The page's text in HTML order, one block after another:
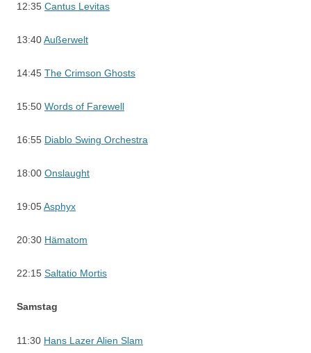
12:35 Cantus Levitas
13:40Außerwelt
14:45 The Crimson Ghosts
15:50 Words of Farewell
16:55 Diablo Swing Orchestra
18:00 Onslaught
19:05Asphyx
20:30 Hämatom
22:15 Saltatio Mortis
Samstag
11:30 Hans Lazer Alien Slam